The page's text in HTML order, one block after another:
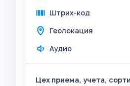
Штрих-код
Геолокация
Аудио
Цех приема, учета,